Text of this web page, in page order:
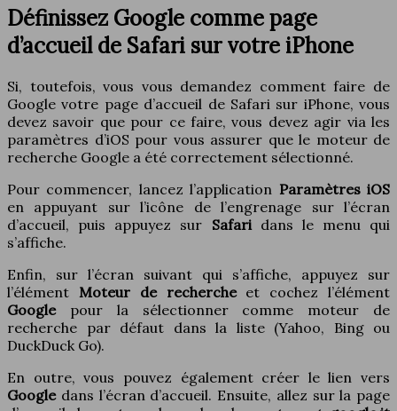
Définissez Google comme page
d’accueil de Safari sur votre iPhone
Si, toutefois, vous vous demandez comment faire de
Google votre page d’accueil de Safari sur iPhone, vous
devez savoir que pour ce faire, vous devez agir via les
paramètres d’iOS pour vous assurer que le moteur de
recherche Google a été correctement sélectionné.
Pour commencer, lancez l’application Paramètres iOS
en appuyant sur l’icône de l’engrenage sur l’écran
d’accueil, puis appuyez sur Safaridans le menu qui
s’affiche.
Enfin, sur l’écran suivant qui s’affiche, appuyez sur
l’élément Moteur de rechercheet cochez l’élément
Googlepour la sélectionner comme moteur de
recherche par défaut dans la liste (Yahoo, Bing ou
DuckDuck Go).
En outre, vous pouvez également créer le lien vers
Googledans l’écran d’accueil. Ensuite, allez sur la page